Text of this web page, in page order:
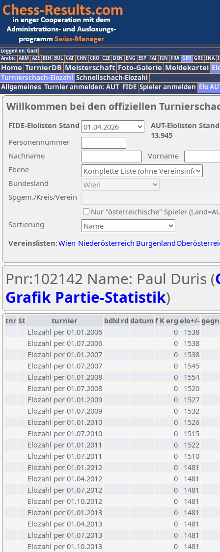
Logged on: Gast
Arabic ARM AZE BIH BUL CAT CHN CRO CZE DEN ENG ESP FAI FIN FRA GER GRE INA
Home TurnierDB Meisterschaft Foto-Galerie Meldekartei
Turnierschach-Elozahl Schnellschach-Elozahl
Allgemeines Turnier anmelden: AUT FIDE Spieler anmelden Elo
Willkommen bei den offiziellen
Nachname
Vorname
Ebene
Sortierung
Personennummer
Bundesland
Spgem./Kreis/Verein
Nur "österreichische" Spieler
Vereinslisten:Wien Niederösterreich Burgenland
AUT-Elolisten
13.945
FIDE-Elolisten Stand
Pnr:102142 Name: Paul Duris (
Grafik Partie-Statistik)
tnrSt turnier bdld rd datumf Kerg elo+/-
Elozahl per 01.01.2006
0
1538
Elozahl per 01.07.2006
0
1538
Elozahl per 01.01.2007
0
1538
Elozahl per 01.07.2007
0
1545
Elozahl per 01.01.2008
0
1554
Elozahl per 01.07.2008
0
1520
Elozahl per 01.01.2009
0
1527
Elozahl per 01.07.2009
0
1532
Elozahl per 01.01.2010
0
1526
Elozahl per 01.07.2010
0
1515
Elozahl per 01.01.2011
0
1522
Elozahl per 01.07.2011
0
1510
Elozahl per 01.01.2012
0
1481
Elozahl per 01.04.2012
0
1481
Elozahl per 01.07.2012
0
1481
Elozahl per 01.10.2012
0
1481
Elozahl per 01.01.2013
0
1481
Elozahl per 01.04.2013
0
1481
Elozahl per 01.07.2013
0
1481
Elozahl per 01.10.2013
0
1481